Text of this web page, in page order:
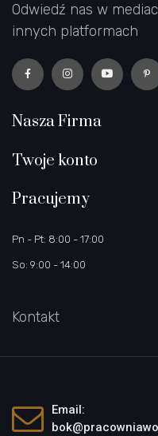
Odwiedź nas w
innych platformach
Nasza Firma
Twoje konto
Pracujemy
Pn - Pt: 8:00 - 17:00
So: 9:00 - 14:00
Kontakt
Email: